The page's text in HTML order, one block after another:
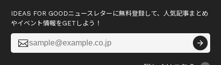
IDEAS FOR GOODニュースレターに無料登録して、人気記事まとめ
やイベント情報をGETしよう！
